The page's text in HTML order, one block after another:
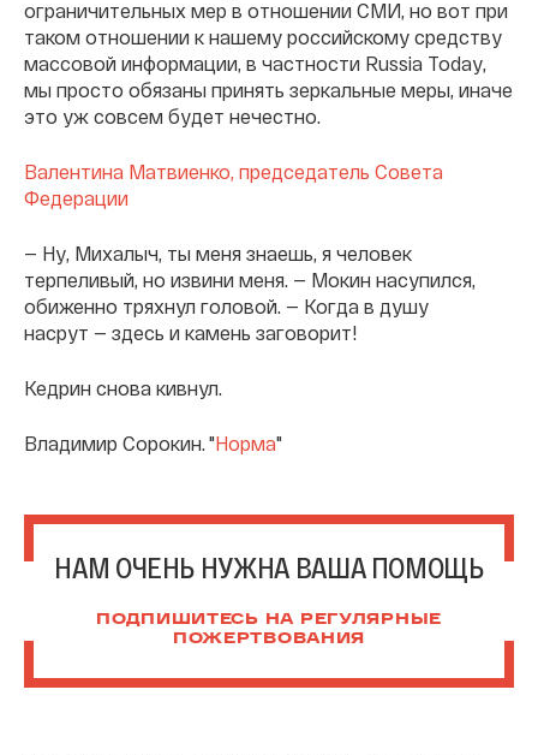
ограничительных мер в отношении СМИ, но вот при
таком отношении к нашему российскому средству
массовой информации, в частности Russia Today,
мы просто обязаны принять зеркальные меры, иначе
это уж совсем будет нечестно.
Валентина Матвиенко, председатель Совета
Федерации
— Ну, Михалыч, ты меня знаешь, я человек
терпеливый, но извини меня. — Мокин насупился,
обиженно тряхнул головой. — Когда в душу
насрут — здесь и камень заговорит!
Кедрин снова кивнул.
Владимир Сорокин. "Норма"
НАМ ОЧЕНЬ НУЖНА ВАША ПОМОЩЬ
ПОДПИШИТЕСЬ НА РЕГУЛЯРНЫЕ
ПОЖЕРТВОВАНИЯ